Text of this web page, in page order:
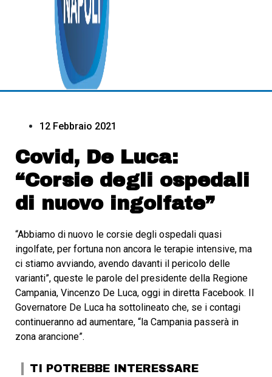
12 Febbraio 2021
Covid, De Luca:
“Corsie degli ospedali
di nuovo ingolfate”
“Abbiamo di nuovo le corsie degli ospedali quasi
ingolfate, per fortuna non ancora le terapie intensive, ma
ci stiamo avviando, avendo davanti il pericolo delle
varianti”, queste le parole del presidente della Regione
Campania, Vincenzo De Luca, oggi in diretta Facebook. Il
Governatore De Luca ha sottolineato che, se i contagi
continueranno ad aumentare, “la Campania passerà in
zona arancione”.
TI POTREBBE INTERESSARE